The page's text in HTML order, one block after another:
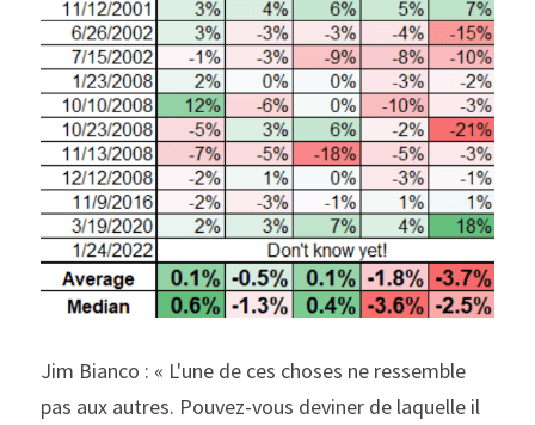
Jim Bianco : « L'une de ces choses ne ressemble
pas aux autres. Pouvez-vous deviner de laquelle il